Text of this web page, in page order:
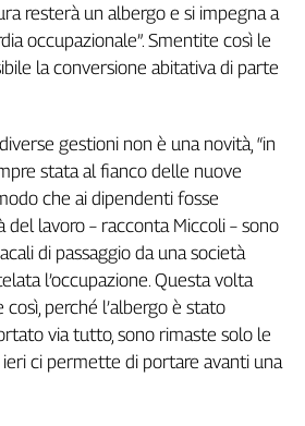
resterà un albergo e si impegna a
occupazionale”. Smentite così le
la conversione abitativa di parte
gestioni non è una novità, “in
stata al fianco delle nuove
che ai dipendenti fosse
lavoro – racconta Miccoli – sono
di passaggio da una società
l’occupazione. Questa volta
perché l’albergo è stato
via tutto, sono rimaste solo le
ieri ci permette di portare avanti una